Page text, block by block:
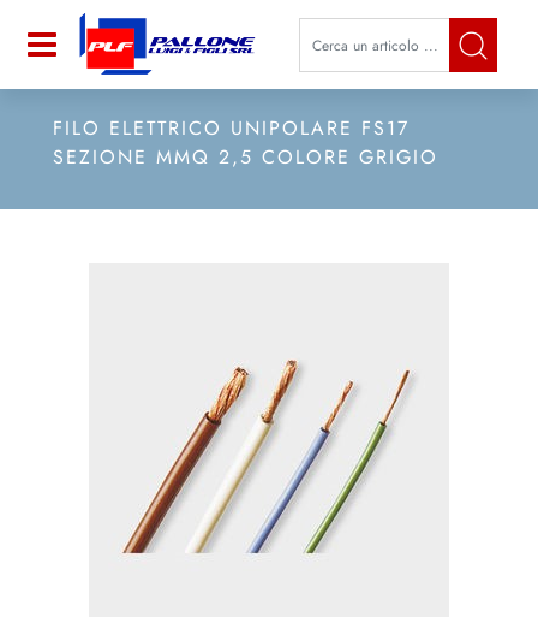
Open La modifica di un filtro
FILO ELETTRICO UNIPOLARE FS17
SEZIONE MMQ 2,5 COLORE GRIGIO